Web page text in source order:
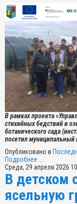
В рамках проекта
стихийных бедствий и
ботанического сада
посетил муниципальный
Опубликовано в
Подробнее ...
Среда, 29 апреля 2026
В детском
ясельную